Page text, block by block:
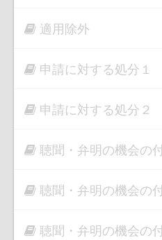
適用除外
申請に対する処分１
申請に対する処分２
聴聞・弁明の機会の
聴聞・弁明の機会の
聴聞・弁明の機会の